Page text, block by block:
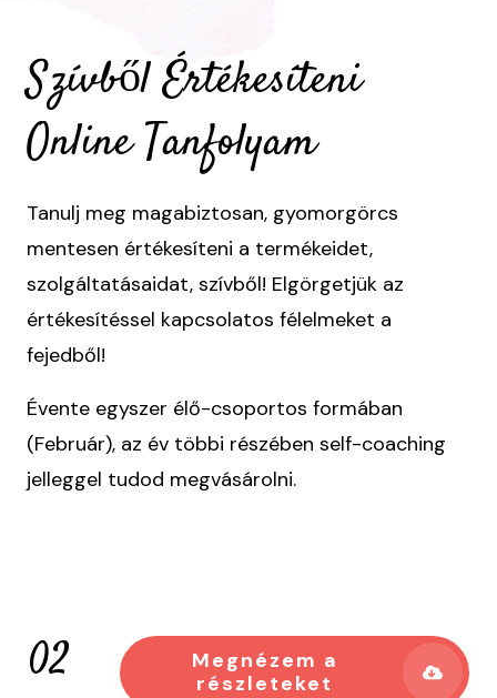
Szívből Értékesíteni
Online Tanfolyam
Tanulj meg magabiztosan, gyomorgörcs
mentesen értékesíteni a termékeidet,
szolgáltatásaidat, szívből! Elgörgetjük az
értékesítéssel kapcsolatos félelmeket a
fejedből!
Évente egyszer élő-csoportos formában
(Február), az év többi részében self-coaching
jelleggel tudod megvásárolni.
02
Megnézem a
részleteket